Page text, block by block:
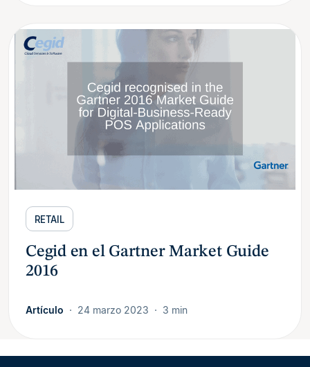
RETAIL
Cegid en el Gartner Market Guide
2016
Artículo 24 marzo 2023 3 min